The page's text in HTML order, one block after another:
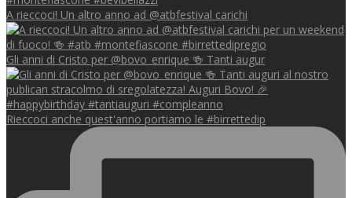
A rieccoci! Un altro anno ad @atbfestival carichi
Gli anni di Cristo per @bovo_enrique 🍻 Tanti augur
Rieccoci anche quest'anno portiamo le #birrettedip